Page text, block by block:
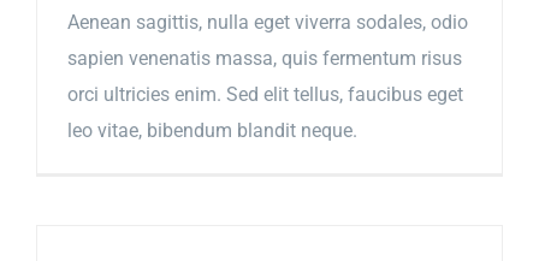
Aenean sagittis, nulla eget viverra sodales, odio
sapien venenatis massa, quis fermentum risus
orci ultricies enim. Sed elit tellus, faucibus eget
leo vitae, bibendum blandit neque.